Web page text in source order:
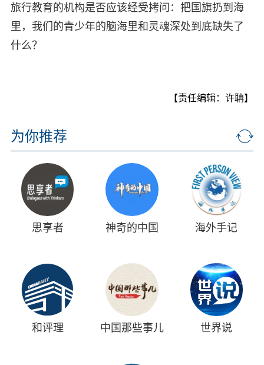
旅行教育的机构是否应该经受拷问：把国旗扔到海
里，我们的青少年的脑海里和灵魂深处到底缺失了
什么？
【责任编辑：许聃】
为你推荐
思享者 神奇的中国 海外手记
和评理 中国那些事儿 世界说